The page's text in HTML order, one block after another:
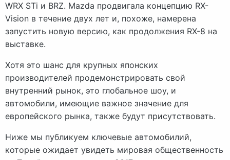
WRX STi и BRZ. Mazda продвигала концепцию RX-
Vision в течение двух лет и, похоже, намерена
запустить новую версию, как продолжения RX-8 на
выставке.
Хотя это шанс для крупных японских
производителей продемонстрировать свой
внутренний рынок, это глобальное шоу, и
автомобили, имеющие важное значение для
европейского рынка, также будут присутствовать.
Ниже мы публикуем ключевые автомобилий,
которые ожидает увидеть мировая общественность